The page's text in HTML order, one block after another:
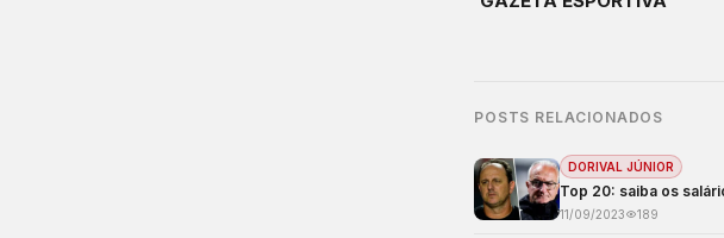
POSTS RELACIONADOS
DORIVAL JÚNIOR
Top 20: saiba os
11/09/2023 189